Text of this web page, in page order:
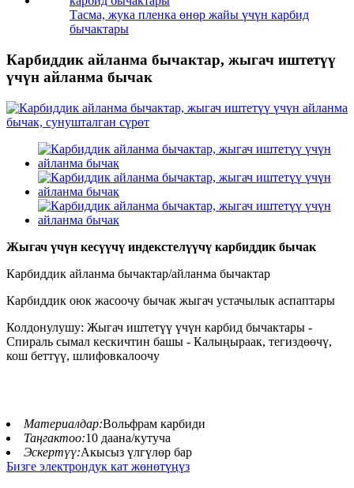
Тасма, жука пленка өнөр жайы үчүн карбид
бычактары
Карбиддик айланма бычактар, жыгач иштетүү
үчүн айланма бычак
Жыгач үчүн кесүүчү индекстелүүчү карбиддик бычак
Карбиддик айланма бычактар/айланма бычактар
Карбиддик оюк жасоочу бычак жыгач устачылык аспаптары
Колдонулушу: Жыгач иштетүү үчүн карбид бычактары -
Спираль сымал кескичтин башы - Калыңыраак, тегиздөөчү,
кош беттүү, шлифовкалоочу
Материалдар:Вольфрам карбиди
Таңгактоо:10 даана/кутуча
Эскертүү:Акысыз үлгүлөр бар
Бизге электрондук кат жөнөтүңүз